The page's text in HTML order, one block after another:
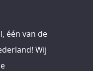
één van de
Wij